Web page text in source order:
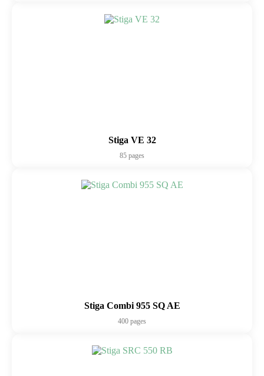
Stiga VE 32
85 pages
Stiga Combi 955 SQ AE
400 pages